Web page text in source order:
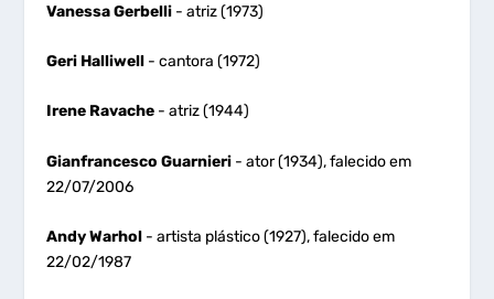
Vanessa Gerbelli - atriz (1973)
Geri Halliwell - cantora (1972)
Irene Ravache - atriz (1944)
Gianfrancesco Guarnieri - ator (1934), falecido em
22/07/2006
Andy Warhol - artista plástico (1927), falecido em
22/02/1987